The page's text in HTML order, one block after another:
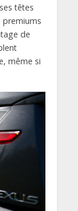
têtes
premiums
de
même si